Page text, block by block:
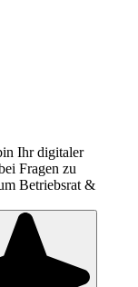
Ihr digitaler
Fragen zu
Betriebsrat &